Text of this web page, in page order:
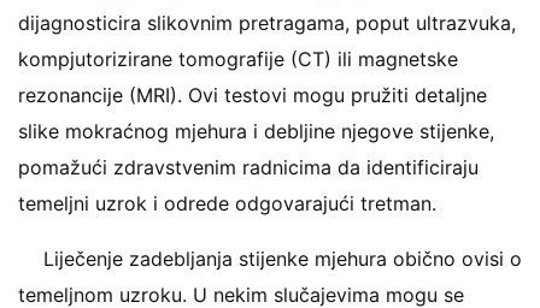
dijagnosticira slikovnim pretragama, poput ultrazvuka,
kompjutorizirane tomografije (CT) ili magnetske
rezonancije (MRI). Ovi testovi mogu pružiti detaljne
slike mokraćnog mjehura i debljine njegove stijenke,
pomažući zdravstvenim radnicima da identificiraju
temeljni uzrok i odrede odgovarajući tretman.
Liječenje zadebljanja stijenke mjehura obično ovisi o
temeljnom uzroku. U nekim slučajevima mogu se